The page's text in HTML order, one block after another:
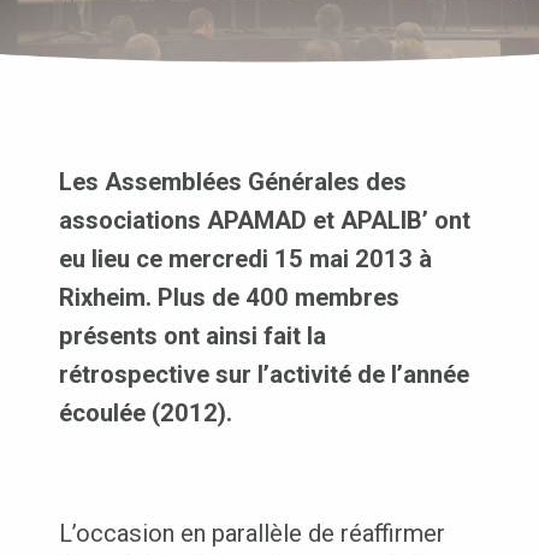
Les Assemblées Générales des
associations APAMAD et APALIB’ ont
eu lieu ce mercredi 15 mai 2013 à
Rixheim. Plus de 400 membres
présents ont ainsi fait la
rétrospective sur l’activité de l’année
écoulée (2012).
L’occasion en parallèle de réaffirmer